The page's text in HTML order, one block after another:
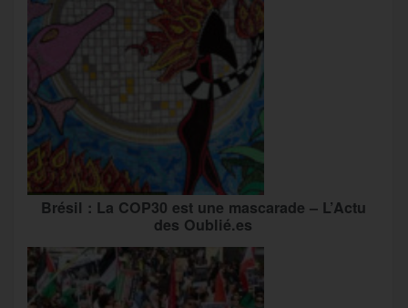
Brésil : La COP30 est une mascarade – L’Actu
des Oublié.es